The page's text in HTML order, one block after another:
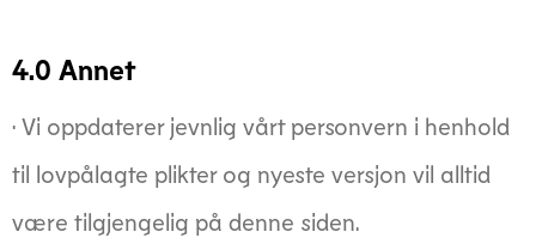
4.0 Annet
· Vi oppdaterer jevnlig vårt personvern i henhold
til lovpålagte plikter og nyeste versjon vil alltid
være tilgjengelig på denne siden.